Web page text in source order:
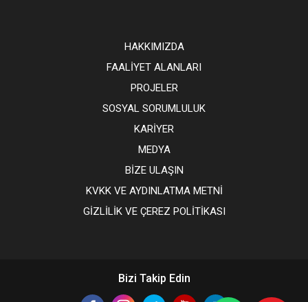
HAKKIMIZDA
FAALİYET ALANLARI
PROJELER
SOSYAL SORUMLULUK
KARİYER
MEDYA
BİZE ULAŞIN
KVKK VE AYDINLATMA METNİ
GİZLİLİK VE ÇEREZ POLİTİKASI
Bizi Takip Edin